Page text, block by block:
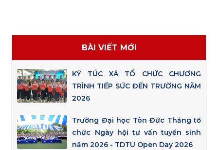
BÀI VIẾT MỚI
KÝ TÚC XÁ TỔ CHỨC CHƯƠNG
TRÌNH TIẾP SỨC ĐẾN TRƯỜNG NĂM
2026
Trường Đại học Tôn Đức Thắng tổ
chức Ngày hội tư vấn tuyển sinh
năm 2026 - TDTU Open Day 2026